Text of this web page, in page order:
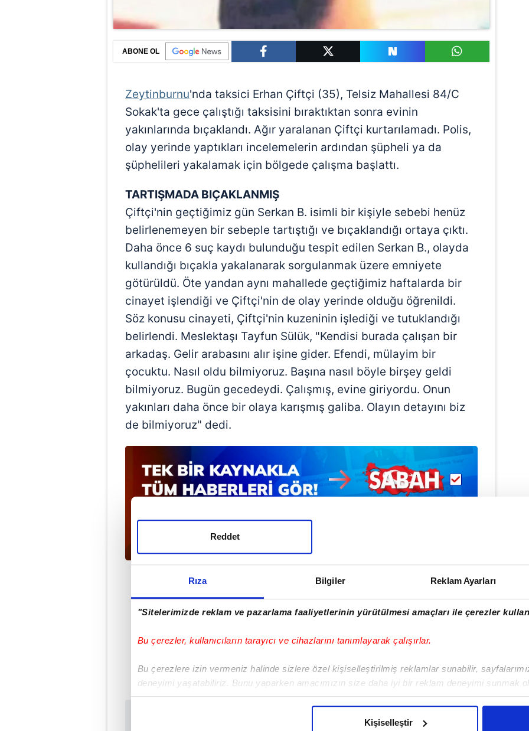
Rıza Bilgiler Reklam Ayarları
"Sitelerimizde reklam ve pazarlama faaliyetlerinin yürütülmesi amaçları ile çerezler
Bu çerezler, kullanıcıların tarayıcı ve cihazlarını tanımlayarak çalışırlar.
Bu çerezlere izin vermeniz halinde sizlere özel kişiselleştirilmiş reklamlar sunabilir,
deneyimi yaşatabiliriz. Bunu yaparken amacımızın size daha iyi bir reklam deneyimi sunmak
içerikleri sunabilmek adına elimizden gelen çabayı gösterdiğimizi ve bu noktada, reklamların
noktasında tek gelir kalemimiz olduğunu sizlere hatırlatmak isteriz.
Reddet
Kişiselleştir
ABONE OL
Zeytinburnu'nda taksici Erhan Çiftçi (35), Telsiz Mahallesi 84/C
Sokak'ta gece çalıştığı taksisini bıraktıktan sonra evinin
yakınlarında bıçaklandı. Ağır yaralanan Çiftçi kurtarılamadı. Polis,
olay yerinde yaptıkları incelemelerin ardından şüpheli ya da
şüphelileri yakalamak için bölgede çalışma başlattı.
TARTIŞMADA BIÇAKLANMIŞ
Çiftçi'nin geçtiğimiz gün Serkan B. isimli bir kişiyle sebebi henüz
belirlenemeyen bir sebeple tartıştığı ve bıçaklandığı ortaya çıktı.
Daha önce 6 suç kaydı bulunduğu tespit edilen Serkan B., olayda
kullandığı bıçakla yakalanarak sorgulanmak üzere emniyete
götürüldü. Öte yandan aynı mahallede geçtiğimiz haftalarda bir
cinayet işlendiği ve Çiftçi'nin de olay yerinde olduğu öğrenildi.
Söz konusu cinayeti, Çiftçi'nin kuzeninin işlediği ve tutuklandığı
belirlendi. Meslektaşı Tayfun Sülük, "Kendisi burada çalışan bir
arkadaş. Gelir arabasını alır işine gider. Efendi, mülayim bir
çocuktu. Nasıl oldu bilmiyoruz. Başına nasıl böyle birşey geldi
bilmiyoruz. Bugün gecedeydi. Çalışmış, evine giriyordu. Onun
yakınları daha önce bir olaya karışmış galiba. Olayın detayını biz
de bilmiyoruz" dedi.
Mete Efendioğlu - Editör